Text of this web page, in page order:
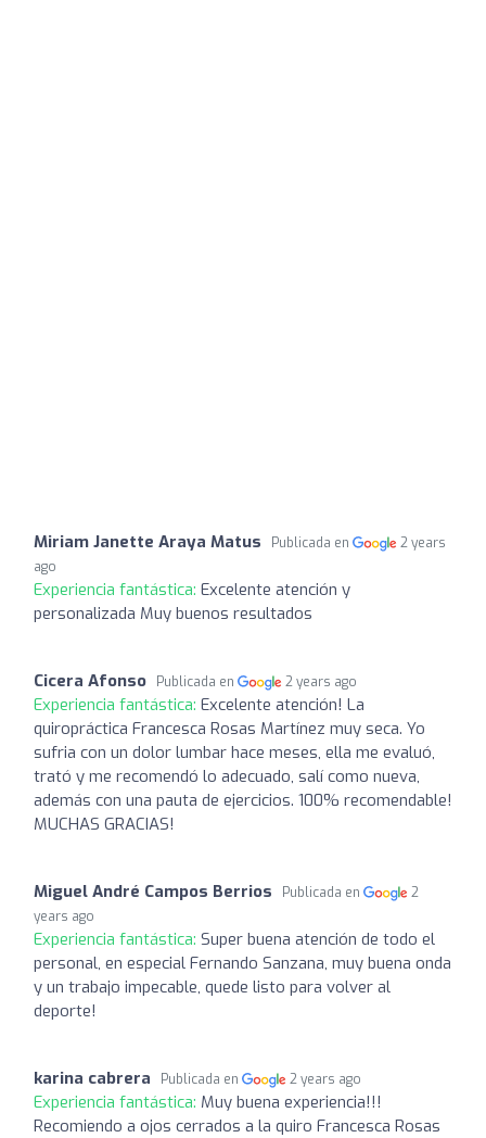
Miriam Janette Araya Matus Publicada en
2 years
ago
Experiencia fantástica: Excelente atención y
personalizada Muy buenos resultados
Cicera Afonso Publicada en 2 years ago
Experiencia fantástica: Excelente atención! La
quiropráctica Francesca Rosas Martínez muy seca. Yo
sufria con un dolor lumbar hace meses, ella me evaluó,
trató y me recomendó lo adecuado, salí como nueva,
además con una pauta de ejercicios. 100% recomendable!
MUCHAS GRACIAS!
Miguel André Campos Berrios Publicada en
2
years ago
Experiencia fantástica: Super buena atención de todo el
personal, en especial Fernando Sanzana, muy buena onda
y un trabajo impecable, quede listo para volver al
deporte!
karina cabrera Publicada en 2 years ago
Experiencia fantástica: Muy buena experiencia!!!
Recomiendo a ojos cerrados a la quiro Francesca Rosas